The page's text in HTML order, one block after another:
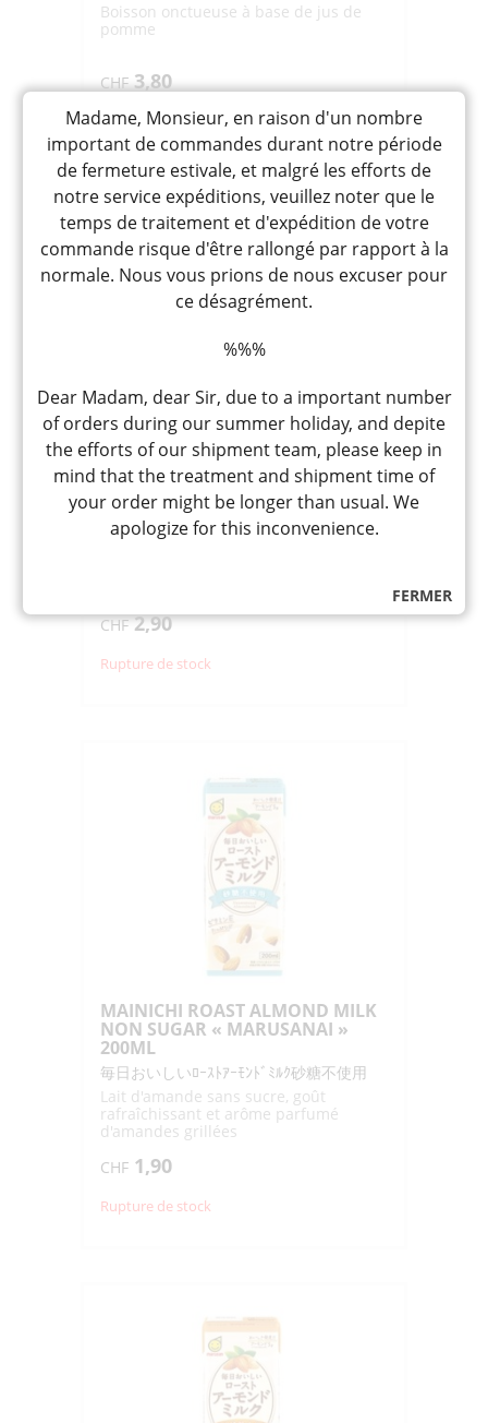
Boisson onctueuse à base de jus de
pomme
CHF3,80
Rupture de stock
MAINICHI IPPAI NO AOJIRU
GREEN PURE WATER « ITOEN »
350G
ごくごく飲める 毎日1杯の青汁
CHF2,90
Rupture de stock
MAINICHI ROAST ALMOND MILK
NON SUGAR « MARUSANAI »
200ML
毎日おいしいﾛｰｽﾄｱｰﾓﾝﾄﾞﾐﾙｸ砂糖不使用
Lait d'amande sans sucre, goût
rafraîchissant et arôme parfumé
d'amandes grillées
CHF 1,90
Rupture de stock
FERMER
Madame, Monsieur, en raison d'un nombre
important de commandes durant notre période
de fermeture estivale, et malgré les efforts de
notre service expéditions, veuillez noter que le
temps de traitement et d'expédition de votre
commande risque d'être rallongé par rapport à la
normale. Nous vous prions de nous excuser pour
ce désagrément.
%%%
Dear Madam, dear Sir, due to a important number
of orders during our summer holiday, and depite
the efforts of our shipment team, please keep in
mind that the treatment and shipment time of
your order might be longer than usual. We
apologize for this inconvenience.